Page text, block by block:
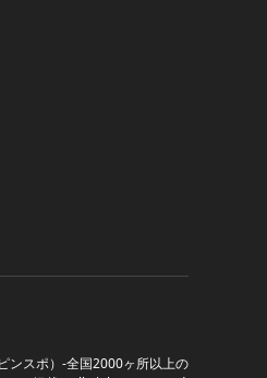
ンスポ）-全国2000ヶ所以上の